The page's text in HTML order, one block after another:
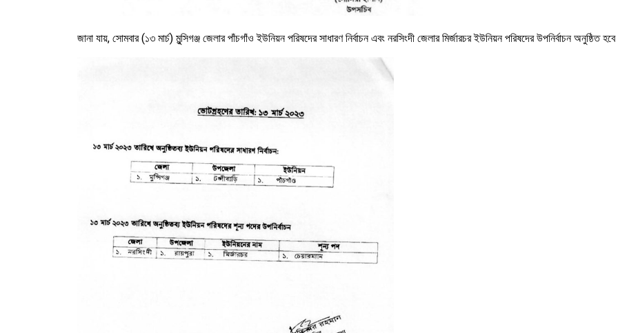
জানা যায়, সোমবার (১৩ মার্চ) মুন্সিগঞ্জ জেলার পাঁচগাঁও ইউনিয়ন পরিষদের সাধারণ নির্বাচন এবং নরসিংদী জেলার মির্জারচর ইউনিয়ন পরিষদের উপনির্বাচন অনুষ্ঠিত